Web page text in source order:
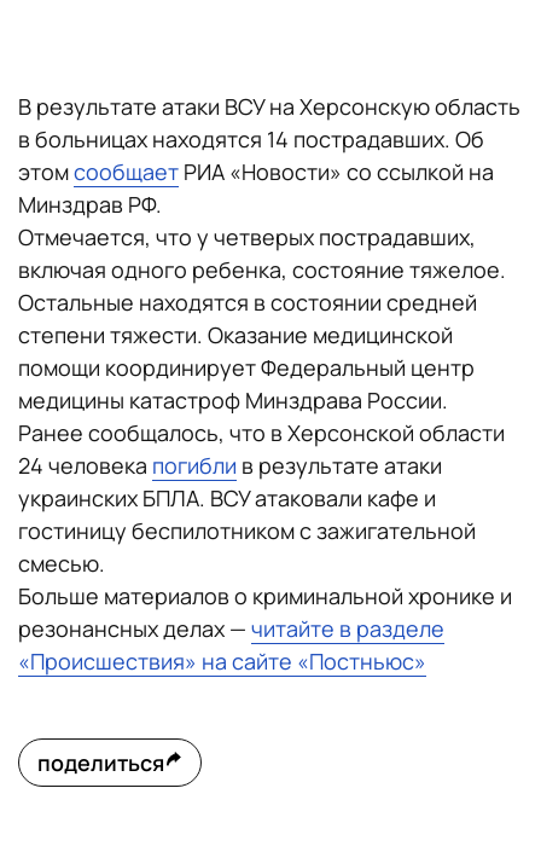
В результате атаки ВСУ на Херсонскую область
в больницах находятся 14 пострадавших. Об
этомсообщает РИА «Новости» со ссылкой на
Минздрав РФ.
Отмечается, что у четверых пострадавших,
включая одного ребенка, состояние тяжелое.
Остальные находятся в состоянии средней
степени тяжести. Оказание медицинской
помощи координирует Федеральный центр
медицины катастроф Минздрава России.
Ранее сообщалось, что в Херсонской области
24 человека погибли в результате атаки
украинских БПЛА. ВСУ атаковали кафе и
гостиницу беспилотником с зажигательной
смесью.
Больше материалов о криминальной хронике и
резонансных делах — читайте в разделе
«Происшествия» на сайте «Постньюс»
поделиться